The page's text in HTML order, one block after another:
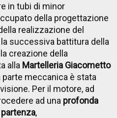
in tubi di minor
della progettazione
realizzazione del
successiva battitura della
creazione della
alla Martelleria Giacometto
parte meccanica è stata
Per il motore, ad
ad una profonda
partenza,